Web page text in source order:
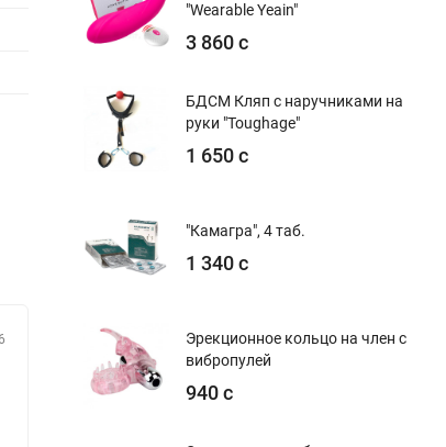
"Wearable Yeain"
3 860 с
БДСМ Кляп с наручниками на
руки "Toughage"
1 650 с
"Камагра", 4 таб.
1 340 с
Эрекционное кольцо на член с
вибропулей
940 с